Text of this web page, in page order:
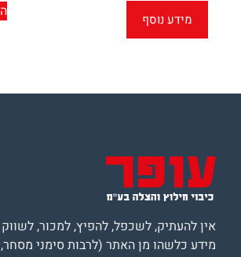
מידע נוסף
אין להעתיק, לשכפל, להפיץ, למכור,
מידע כלשהו מן האתר (לרבות סימני